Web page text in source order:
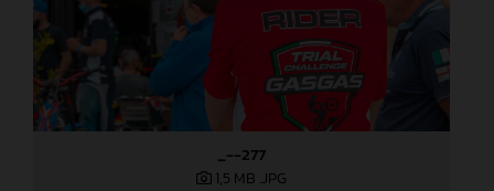
_--277
1,5 MB .JPG